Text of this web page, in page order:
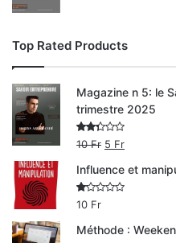
Top Rated Products
Magazine n 5: le
trimestre 2025
Note
sur
5
10Fr 5 Fr
Influence et
N
e
1.
10 Fr
Méthode :